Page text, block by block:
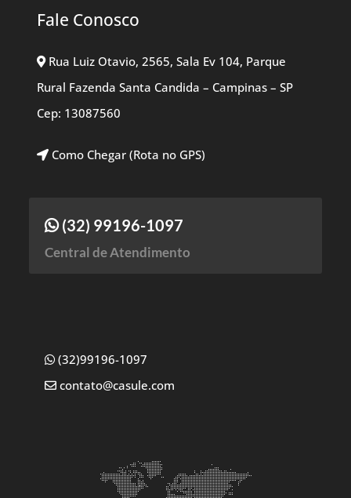
Fale Conosco
Rua Luiz Otavio, 2565, Sala Ev 104, Parque
Rural Fazenda Santa Candida – Campinas – SP
Cep: 13087560
Como Chegar (Rota no GPS)
(32) 99196-1097
Central de Atendimento
(32)99196-1097
contato@casule.com